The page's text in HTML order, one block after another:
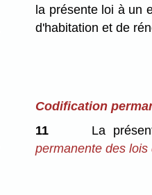
la présente loi à un
d'habitation et de
Codification
11
La
permanente des lois